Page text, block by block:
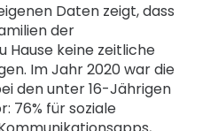
Daten zeigt, dass
der
Hause keine zeitliche
Im Jahr 2020 war die
den unter 16-Jährigen
76% für soziale